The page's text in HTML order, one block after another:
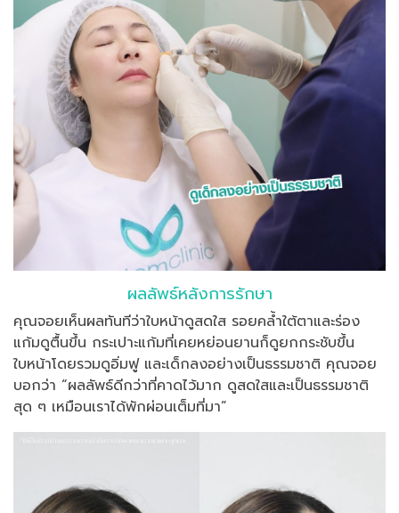
ผลลัพธ์หลังการรักษา
คุณจอยเห็นผลทันทีว่าใบหน้าดูสดใส รอยคล้ำใต้ตาและร่อง
แก้มดูตื้นขึ้น กระเปาะแก้มที่เคยหย่อนยานก็ดูยกกระชับขึ้น
ใบหน้าโดยรวมดูอิ่มฟู และเด็กลงอย่างเป็นธรรมชาติ คุณจอย
บอกว่า “ผลลัพธ์ดีกว่าที่คาดไว้มาก ดูสดใสและเป็นธรรมชาติ
สุด ๆ เหมือนเราได้พักผ่อนเต็มที่มา”